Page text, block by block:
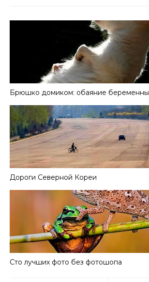
Брюшко домиком: обаяние
Дороги Северной Кореи
Сто лучших фото без фотошопа